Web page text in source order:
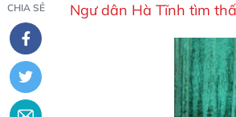
CHIA SẺ Ngư dân Hà Tĩnh tìm